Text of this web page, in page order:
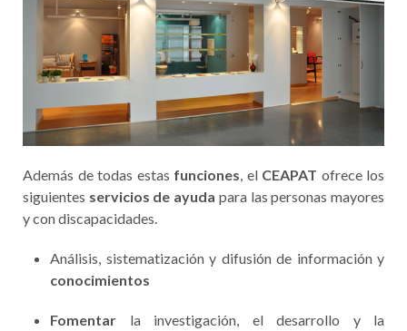
Además de todas estas funciones , el CEAPAT ofrece los
siguientes servicios de ayuda para las personas mayores
y con discapacidades.
Análisis, sistematización y difusión de información y
conocimientos
Fomentar la investigación, el desarrollo y la